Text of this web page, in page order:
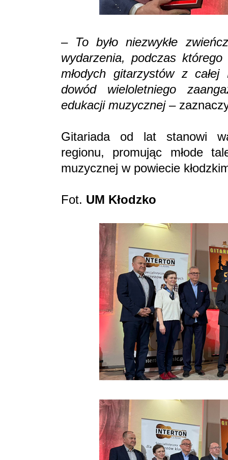
– To było niezwykłe
wydarzenia, podczas
młodych gitarzystów z
dowód wieloletniego
edukacji muzycznej –
Gitariada od lat stanowi
regionu, promując młode
muzycznej w powiecie
Fot. UM Kłodzko